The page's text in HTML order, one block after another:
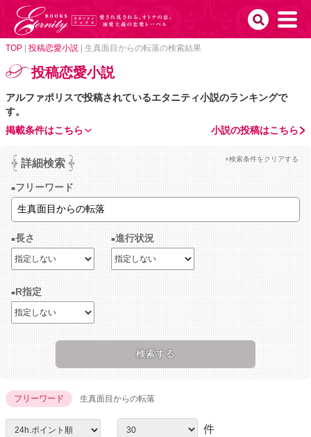
TOP 投稿恋愛小説 生真面目からの転落の検索結果
投稿恋愛小説
アルファポリスで投稿されているエタニティ小説のランキングで
す。
小説の投稿はこちら
掲載条件はこちら
詳細検索 ×検索条件をクリアする
フリーワード
長さ 進行状況
R指定
フリーワード 生真面目からの転落
件